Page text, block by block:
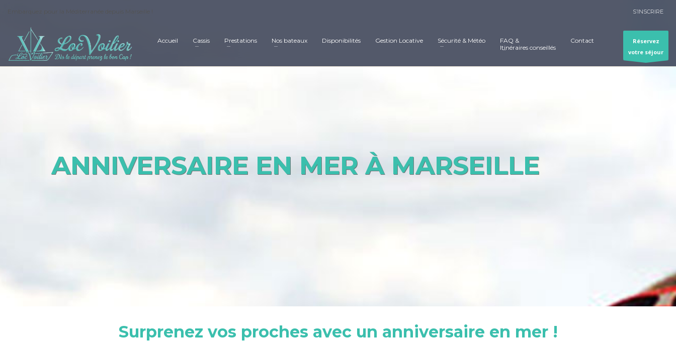
Embarquez pour la Méditerranée depuis Marseille ! S’INSCRIRE
Accueil Cassis Prestations Nos bateaux Disponibilités Gestion Locative Sécurité & Météo
FAQ &
Itinéraires conseillés
Contact
Réservez
votre séjour
ANNIVERSAIRE EN MER À MARSEILLE
Surprenez vos proches avec un anniversaire en mer !